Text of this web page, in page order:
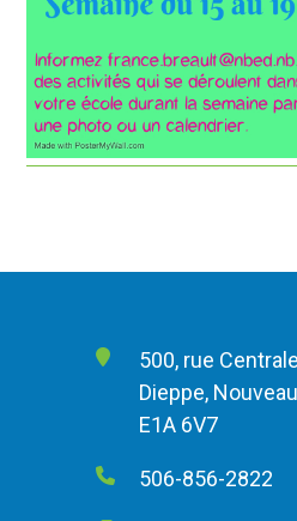
500, rue Centrale
Dieppe,
E1A 6V7
506-856-2822